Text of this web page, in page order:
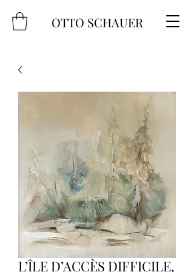
OTTO SCHAUER
L’ÎLE D’ACCÈS DIFFICILE,